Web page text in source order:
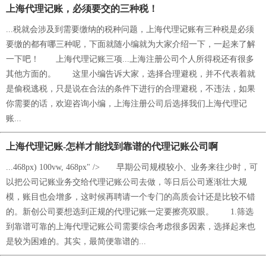
上海代理记账，必须要交的三种税！
...税就会涉及到需要缴纳的税种问题，上海代理记账有三种税是必须
要缴的都有哪三种呢，下面就随小编就为大家介绍一下，一起来了解
一下吧！ 上海代理记账三项...上海注册公司个人所得税还有很多
其他方面的。 这里小编告诉大家，选择合理避税，并不代表着就
是偷税逃税，只是说在合法的条件下进行的合理避税，不违法，如果
你需要的话，欢迎咨询小编，上海注册公司后选择我们上海代理记
账...
上海代理记账-怎样才能找到靠谱的代理记账公司啊
...468px) 100vw, 468px" /> 早期公司规模较小、业务来往少时，可
以把公司记账业务交给代理记账公司去做，等日后公司逐渐壮大规
模，账目也会增多，这时候再聘请一个专门的高质会计还是比较不错
的。新创公司要想选到正规的代理记账一定要擦亮双眼。 1.筛选
到靠谱可靠的上海代理记账公司需要综合考虑很多因素，选择起来也
是较为困难的。其实，最简便靠谱的...